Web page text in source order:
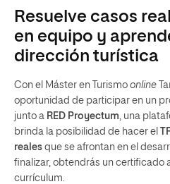
Resuelve casos
en equipo y
dirección turística
Con el Máster en Turismo online
oportunidad de participar en un
junto a RED Proyectum , una
brinda la posibilidad de hacer el
reales que se afrontan en el
finalizar, obtendrás un certificado
currículum.